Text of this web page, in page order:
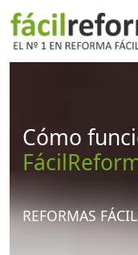
Cómo
REFORMAS